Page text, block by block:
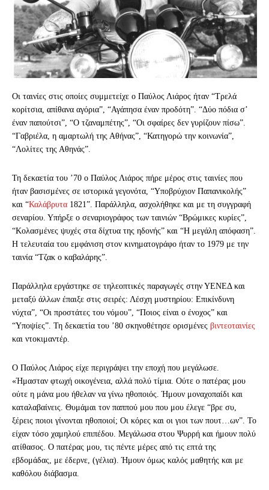
Οι ταινίες στις οποίες συμμετείχε ο Παύλος Λιάρος ήταν “Τρελά
κορίτσια, απίθανα αγόρια”, “Αγάπησα έναν προδότη”. “Δύο πόδια σ’
έναν παπούτσι”, “Ο τζαναμπέτης”, “Οι σφαίρες δεν γυρίζουν πίσω”.
“Γαβριέλα, η αμαρτωλή της Αθήνας”, “Κατηγορώ την κοινωνία”,
“Λολίτες της Αθηνάς”.
Τη δεκαετία του ’70 ο Παύλος Λιάρος πήρε μέρος στις ταινίες που
ήταν βασισμένες σε ιστορικά γεγονότα, “Υποβρύχιον Παπανικολής”
και “Καλάβρυτα 1821”. Παράλληλα, ασχολήθηκε και με τη συγγραφή
σεναρίου. Υπήρξε ο σεναριογράφος των ταινιών “Βρώμικες κυρίες”,
“Κολασμένες ψυχές στα δίχτυα της ηδονής” και “Η μεγάλη απόφαση”.
Η τελευταία του εμφάνιση στον κινηματογράφο ήταν το 1979 με την
ταινία “Τζακ ο καβαλάρης”.
Παράλληλα εργάστηκε σε τηλεοπτικές παραγωγές στην ΥΕΝΕΔ και
μεταξύ άλλων έπαιξε στις σειρές: Λέσχη μυστηρίου: Επικίνδυνη
νύχτα”, “Οι προστάτες του νόμου”, “Ποιος είναι ο ένοχος” και
“Υποψίες”. Τη δεκαετία του ’80 σκηνοθέτησε ορισμένες βιντεοταινίες
και ντοκιμαντέρ.
Ο Παύλος Λιάρος είχε περιγράψει την εποχή που μεγάλωσε.
«Ήμασταν φτωχή οικογένεια, αλλά πολύ τίμια. Ούτε ο πατέρας μου
ούτε η μάνα μου ήθελαν να γίνω ηθοποιός. Ήμουν μοναχοπαίδι και
καταλαβαίνεις. Θυμάμαι τον παππού μου που μου έλεγε “βρε συ,
ξέρεις ποιοι γίνονται ηθοποιοί; Οι κόρες και οι γιοι των πουτ…ων”. Το
είχαν τόσο χαμηλού επιπέδου. Μεγάλωσα στου Ψυρρή και ήμουν πολύ
ατίθασος. Ο πατέρας μου, τις πέντε μέρες από τις επτά της
εβδομάδας, με έδερνε, (γέλια). Ήμουν όμως καλός μαθητής και με
καθόλου διάβασμα.